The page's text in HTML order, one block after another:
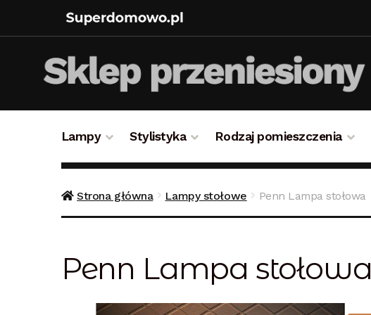
Lampy Stylistyka Rodzaj pomieszczenia
Strona główna Lampy stołowe Penn Lampa stołowa
Penn Lampa stołowa